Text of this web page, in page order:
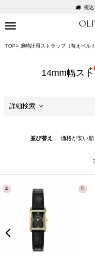
税
会員登録で
税
TOP 腕時計用ストラップ（替えベルト
14mm幅ス
詳細検索
商品カテゴリ
ケースサイズ
ケースの形状
ベルト幅
並び替え 価格が安い順